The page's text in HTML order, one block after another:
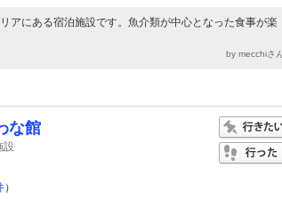
アにある宿泊施設です。魚介類が中心となった食事が楽
by mecchiさん
な館
設
）